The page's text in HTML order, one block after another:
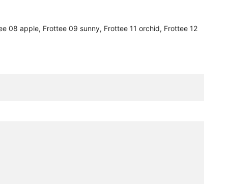
08 apple, Frottee 09 sunny, Frottee 11 orchid, Frottee 12